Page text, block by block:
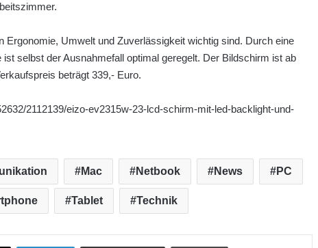
Ergonomie, Umwelt und Zuverlässigkeit wichtig sind. Durch eine
selbst der Ausnahmefall optimal geregelt. Der Bildschirm ist ab
beträgt 339,- Euro.
2112139/eizo-ev2315w-23-lcd-schirm-mit-led-backlight-und-
Mac Netbook News PC
Tablet Technik